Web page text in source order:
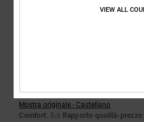
Perché è arrivato in perfette
Mostra originale - Castellano
Comfort: 5/5 Rapporto qualità-prezzo
VIEW ALL